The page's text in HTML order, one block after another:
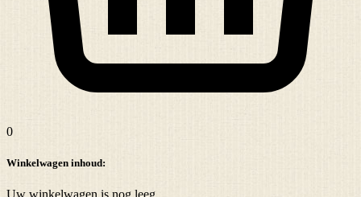
0
Winkelwagen inhoud: